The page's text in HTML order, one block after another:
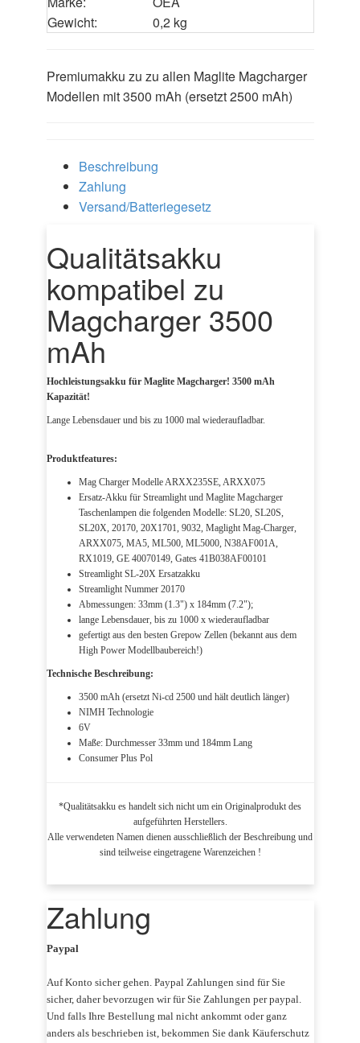
Gewicht:
0,2 kg
Premiumakku zu zu allen Maglite Magcharger
Modellen mit 3500 mAh (ersetzt 2500 mAh)
Beschreibung
Zahlung
Versand/Batteriegesetz
Qualitätsakku
kompatibel zu
Magcharger 3500
mAh
Hochleistungsakku für Maglite Magcharger! 3500 mAh
Kapazität!
Lange Lebensdauer und bis zu 1000 mal wiederaufladbar.
Produktfeatures:
Mag Charger Modelle ARXX235SE, ARXX075
Ersatz-Akku für Streamlight und Maglite Magcharger
Taschenlampen die folgenden Modelle: SL20, SL20S,
SL20X, 20170, 20X1701, 9032, Maglight Mag-Charger,
ARXX075, MA5, ML500, ML5000, N38AF001A,
RX1019, GE 40070149, Gates 41B038AF00101
Streamlight SL-20X Ersatzakku
Streamlight Nummer 20170
Abmessungen: 33mm (1.3") x 184mm (7.2");
lange Lebensdauer, bis zu 1000 x wiederaufladbar
gefertigt aus den besten Grepow Zellen (bekannt aus dem
High Power Modellbaubereich!)
Technische Beschreibung:
3500 mAh (ersetzt Ni-cd 2500 und hält deutlich länger)
NIMH Technologie
6V
Maße: Durchmesser 33mm und 184mm Lang
Consumer Plus Pol
*Qualitätsakku es handelt sich nicht um ein Originalprodukt des
aufgeführten Herstellers.
Alle verwendeten Namen dienen ausschließlich der Beschreibung und
sind teilweise eingetragene Warenzeichen !
Zahlung
Paypal
Auf Konto sicher gehen. Paypal Zahlungen sind für Sie
sicher, daher bevorzugen wir für Sie Zahlungen per paypal.
Und falls Ihre Bestellung mal nicht ankommt oder ganz
anders als beschrieben ist, bekommen Sie dank Käuferschutz